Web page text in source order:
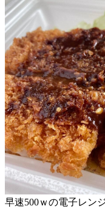
早速500ｗの電子レン